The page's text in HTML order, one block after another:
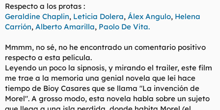
Respecto a los protas :
Geraldine Chaplin, Leticia Dolera, Álex Angulo, Helena
Carrión, Alberto Amarilla, Paolo De Vita.
Mmmm, no sé, no he encontrado un comentario positivo
respecto a esta película.
Leyendo un poco la sipnosis, y mirando el trailer, este film
me trae a la memoria una genial novela que leí hace
tiempo de Bioy Casares que se llama "La invención de
Morel". A grosso modo, esta novela habla sobre un sujeto